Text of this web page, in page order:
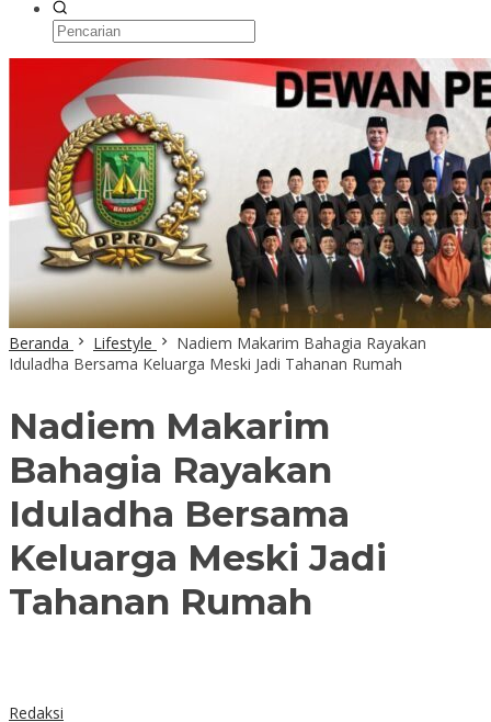
Beranda Lifestyle
Nadiem Makarim Bahagia Rayakan
Iduladha Bersama Keluarga Meski Jadi Tahanan Rumah
Nadiem Makarim
Bahagia Rayakan
Iduladha Bersama
Keluarga Meski Jadi
Tahanan Rumah
Redaksi